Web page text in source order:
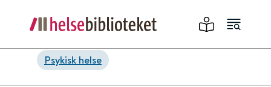
Psykisk helse